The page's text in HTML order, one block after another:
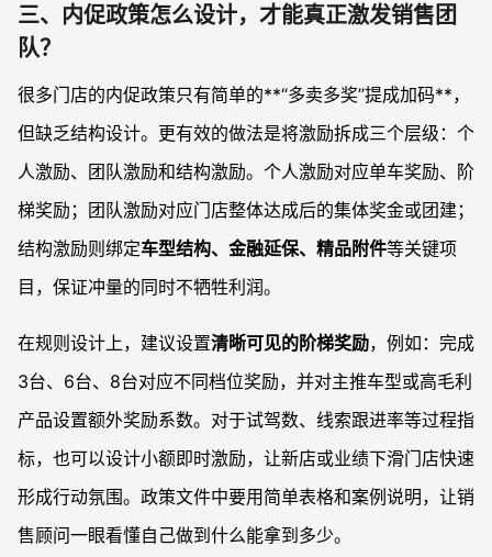
三、内促政策怎么设计，才能真正激发销售团
队？
很多门店的内促政策只有简单的**“多卖多奖”提成加码**，
但缺乏结构设计。更有效的做法是将激励拆成三个层级：个
人激励、团队激励和结构激励。个人激励对应单车奖励、阶
梯奖励；团队激励对应门店整体达成后的集体奖金或团建；
结构激励则绑定车型结构、金融延保、精品附件等关键项
目，保证冲量的同时不牺牲利润。
在规则设计上，建议设置清晰可见的阶梯奖励，例如：完成
3台、6台、8台对应不同档位奖励，并对主推车型或高毛利
产品设置额外奖励系数。对于试驾数、线索跟进率等过程指
标，也可以设计小额即时激励，让新店或业绩下滑门店快速
形成行动氛围。政策文件中要用简单表格和案例说明，让销
售顾问一眼看懂自己做到什么能拿到多少。